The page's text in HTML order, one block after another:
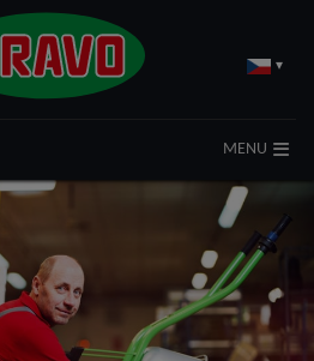
▾
MENU